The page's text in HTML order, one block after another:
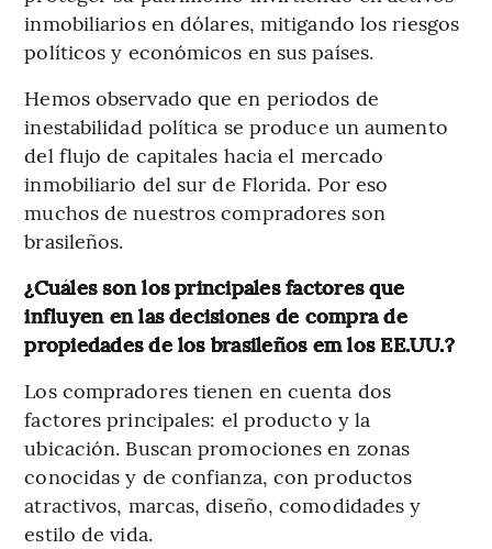
inmobiliarios en dólares, mitigando los riesgos
políticos y económicos en sus países.
Hemos observado que en periodos de
inestabilidad política se produce un aumento
del flujo de capitales hacia el mercado
inmobiliario del sur de Florida. Por eso
muchos de nuestros compradores son
brasileños.
¿Cuáles son los principales factores que
influyen en las decisiones de compra de
propiedades de los brasileños em los EE.UU.?
Los compradores tienen en cuenta dos
factores principales: el producto y la
ubicación. Buscan promociones en zonas
conocidas y de confianza, con productos
atractivos, marcas, diseño, comodidades y
estilo de vida.